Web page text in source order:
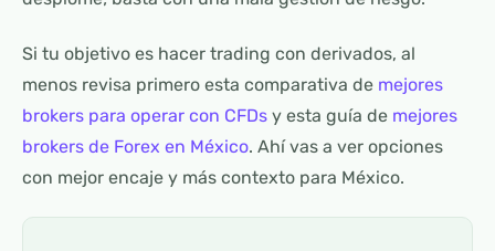
Si tu objetivo es hacer trading con derivados, al
menos revisa primero esta comparativa de mejores
brokers para operar con CFDs y esta guía de mejores
brokers de Forex en México. Ahí vas a ver opciones
con mejor encaje y más contexto para México.